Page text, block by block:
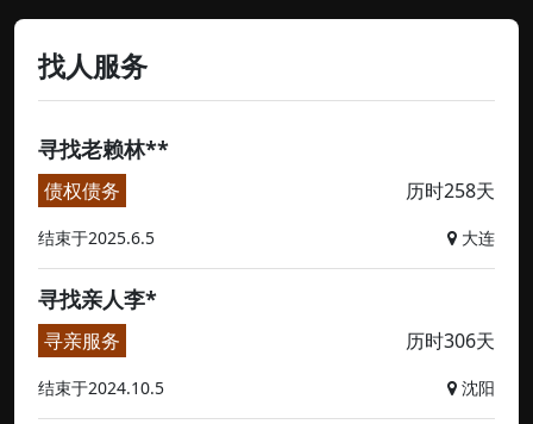
找人服务
寻找老赖林**
债权债务 历时258天
结束于2025.6.5 大连
寻找亲人李*
寻亲服务 历时306天
结束于2024.10.5 沈阳